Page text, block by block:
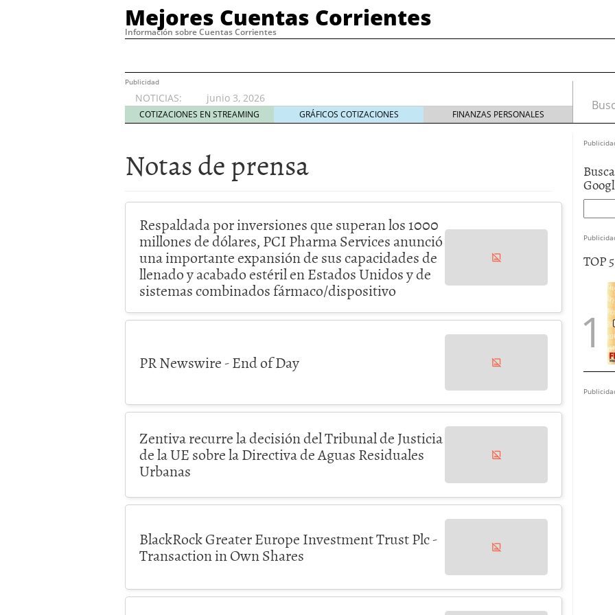
Mejores Cuentas Corrientes
Información sobre Cuentas Corrientes
Publicidad
NOTICIAS: junio 3, 2026
COTIZACIONES EN STREAMING GRÁFICOS COTIZACIONES FINANZAS PERSONALES
Notas de prensa
Respaldada por inversiones que superan los 1000
millones de dólares, PCI Pharma Services anunció
una importante expansión de sus capacidades de
llenado y acabado estéril en Estados Unidos y de
sistemas combinados fármaco/dispositivo
PR Newswire - End of Day
Zentiva recurre la decisión del Tribunal de Justicia
de la UE sobre la Directiva de Aguas Residuales
Urbanas
BlackRock Greater Europe Investment Trust Plc -
Transaction in Own Shares
TOP